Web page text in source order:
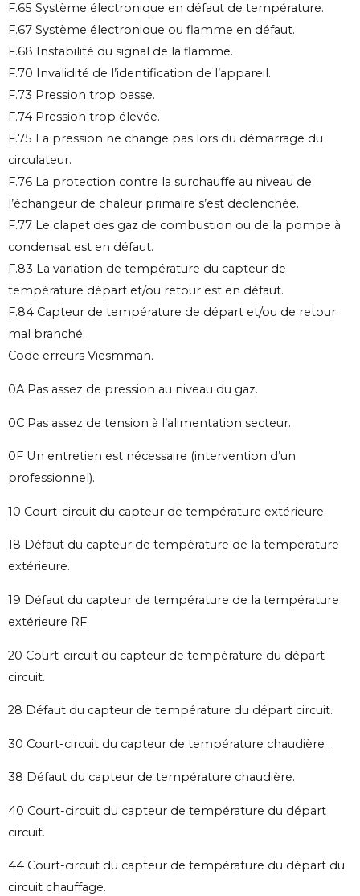
F.65 Système électronique en défaut de température.
F.67 Système électronique ou flamme en défaut.
F.68 Instabilité du signal de la flamme.
F.70 Invalidité de l’identification de l’appareil.
F.73 Pression trop basse.
F.74 Pression trop élevée.
F.75 La pression ne change pas lors du démarrage du
circulateur.
F.76 La protection contre la surchauffe au niveau de
l’échangeur de chaleur primaire s’est déclenchée.
F.77 Le clapet des gaz de combustion ou de la pompe à
condensat est en défaut.
F.83 La variation de température du capteur de
température départ et/ou retour est en défaut.
F.84 Capteur de température de départ et/ou de retour
mal branché.
Code erreurs Viesmman.
0A Pas assez de pression au niveau du gaz.
0C Pas assez de tension à l’alimentation secteur.
0F Un entretien est nécessaire (intervention d’un
professionnel).
10 Court-circuit du capteur de température extérieure.
18 Défaut du capteur de température de la température
extérieure.
19 Défaut du capteur de température de la température
extérieure RF.
20 Court-circuit du capteur de température du départ
circuit.
28 Défaut du capteur de température du départ circuit.
30 Court-circuit du capteur de température chaudière .
38 Défaut du capteur de température chaudière.
40 Court-circuit du capteur de température du départ
circuit.
44 Court-circuit du capteur de température du départ du
circuit chauffage.